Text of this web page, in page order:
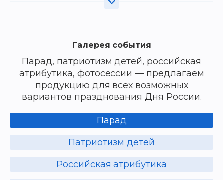
суверенитете РСФСР. Также именно 12 июня
обретает черты патриотизма, становясь
символом национального единства и общей
ответственности за государство. В этот день по
всей стране проводят множество
президент РФ вручает государственные
награды и премии. Праздник заканчивается
грандиозным салютом.
Галерея события
Парад, патриотизм детей, российская
атрибутика, фотосессии — предлагаем
продукцию для всех возможных
вариантов празднования Дня России.
Парад
Патриотизм детей
Российская атрибутика